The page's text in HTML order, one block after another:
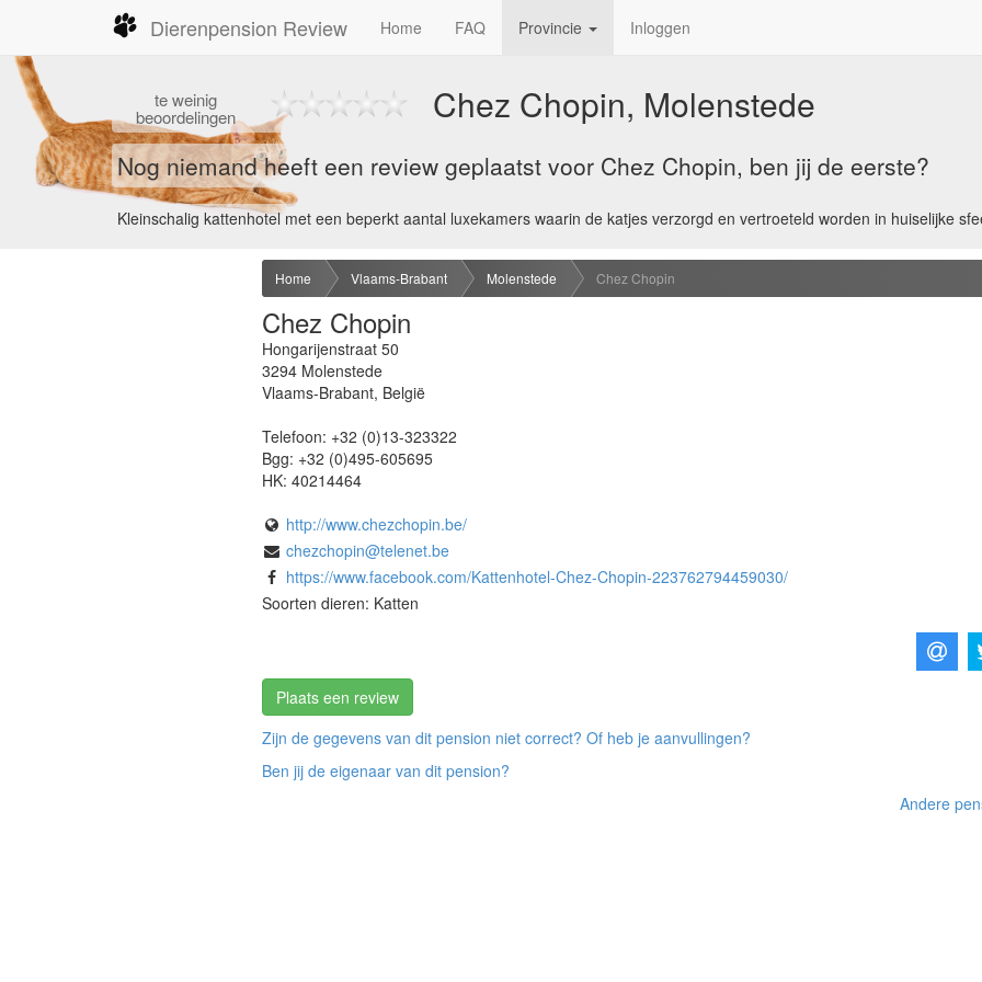
Dierenpension Review Home FAQ Provincie Inloggen
teweinig
beoordelingen Chez Chopin, Molenstede
Nog niemand heeft een review geplaatst voor Chez Chopin, ben jij de eerste?
Kleinschalig kattenhotel met een beperkt aantal luxekamers waarin de katjes verzorgd en vertroeteld worden in huiselijke
Home Vlaams-Brabant Molenstede Chez Chopin
Chez Chopin
Hongarijenstraat 50
3294 Molenstede
Vlaams-Brabant, België
Telefoon: +32 (0)13-323322
Bgg: +32 (0)495-605695
HK: 40214464
http://www.chezchopin.be/
chezchopin@telenet.be
https://www.facebook.com/Kattenhotel-Chez-Chopin-223762794459030/
Soorten dieren: Katten
Plaats een review
Zijn de gegevens van dit pension niet correct? Of heb je aanvullingen?
Ben jij de eigenaar van dit pension?
Andere